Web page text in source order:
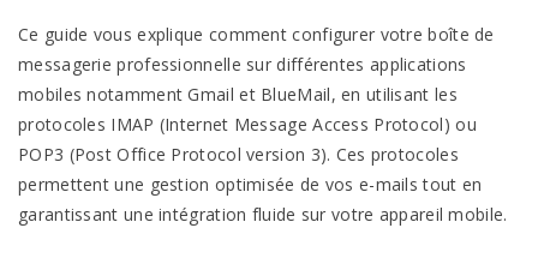
Ce guide vous explique comment configurer votre boîte de
messagerie professionnelle sur différentes applications
mobiles notamment Gmail et BlueMail, en utilisant les
protocoles IMAP (Internet Message Access Protocol) ou
POP3 (Post Office Protocol version 3). Ces protocoles
permettent une gestion optimisée de vos e-mails tout en
garantissant une intégration fluide sur votre appareil mobile.